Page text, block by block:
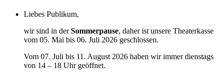
Liebes Publikum,
wir sind in derSommerpause, daher ist unsere Theaterkasse
vom 05. Mai bis 06. Juli 2026 geschlossen.
Vom 07. Juli bis 11. August 2026 haben wir immer dienstags
von 14 – 18 Uhr geöffnet.